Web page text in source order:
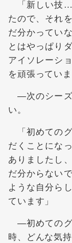
「新しい技…
たので、それ
だ分かってい
とはやっぱり
アイソレーシ
を頑張っていま
―次のシーズ
い。
「初めての
だくことにな
ありましたし
だ分からない
ような自分ら
ています」
―初めてのグ
時、どんな気